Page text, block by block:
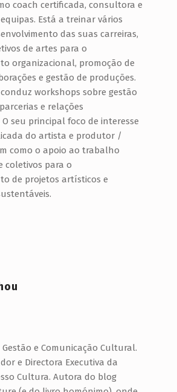
coach certificada, consultora e
Está a treinar vários
das suas carreiras,
de artes para o
organizacional, promoção de
e gestão de produções.
workshops sobre gestão
e relações
seu principal foco de interesse
do artista e produtor /
como o apoio ao trabalho
coletivos para o
de projetos artísticos e
e Comunicação Cultural.
e Directora Executiva da
Cultura. Autora do blog